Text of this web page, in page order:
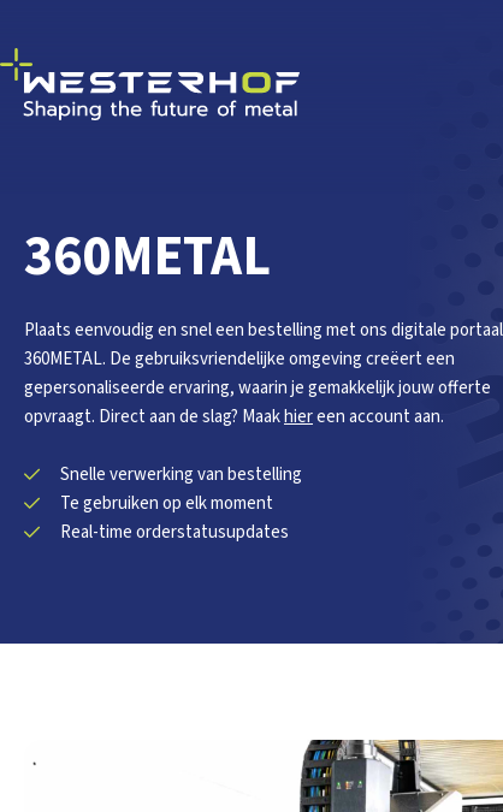
360METAL
Plaats eenvoudig en snel een bestelling met ons digitale portaal
360METAL. De gebruiksvriendelijke omgeving creëert een
gepersonaliseerde ervaring, waarin je gemakkelijk jouw offerte
opvraagt. Direct aan de slag? Maakhiereen account aan.
Snelle verwerking van bestelling
Te gebruiken op elk moment
Real-time orderstatusupdates